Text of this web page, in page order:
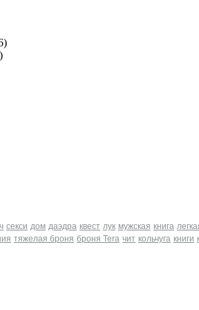
секси дом даэдра квест лук мужская книга
тяжелая броня броня Tera чит кольчуга книги